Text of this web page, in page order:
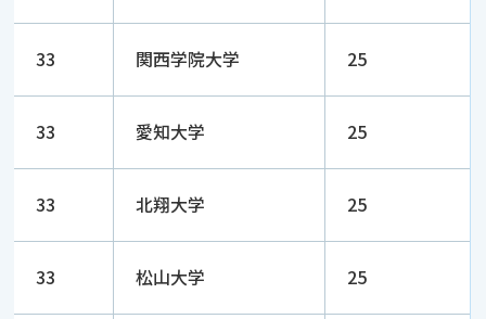
33 関西学院大学 25
33 愛知大学 25
33 北翔大学 25
33 松山大学 25